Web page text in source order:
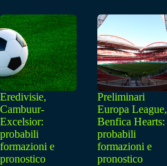
Eredivisie,
Cambuur-
Excelsior:
probabili
formazioni e
pronostico
Preliminari
Europa League,
Benfica Hearts:
probabili
formazioni e
pronostico